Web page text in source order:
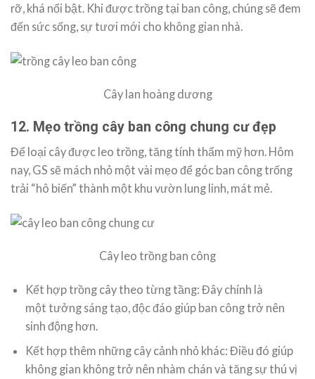
rỡ, khá nổi bật. Khi được trồng tại ban công, chúng sẽ đem
đến sức sống, sự tươi mới cho không gian nhà.
Cây lan hoàng dương
12. Mẹo trồng cây ban công chung cư đẹp
Để loại cây được leo trồng, tăng tính thẩm mỹ hơn. Hôm
nay, GS sẽ mách nhỏ một vài mẹo để góc ban công trống
trải “hô biến” thành một khu vườn lung linh, mát mẻ.
Cây leo trồng ban công
Kết hợp trồng cây theo từng tầng: Đây chính là
một tưởng sáng tạo, độc đáo giúp ban công trở nên
sinh động hơn.
Kết hợp thêm những cây cảnh nhỏ khác: Điều đó giúp
không gian không trở nên nhàm chán và tăng sự thú vị